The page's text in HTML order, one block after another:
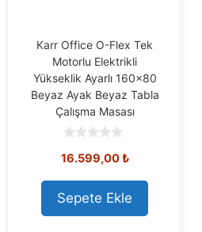
Karr Office O-Flex Tek
Motorlu Elektrikli
Yükseklik Ayarlı 160×80
Beyaz Ayak Beyaz Tabla
Çalışma Masası
o
t
o
f
5
16.599,00₺
Sepete Ekle